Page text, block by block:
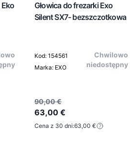
Głowica do frezarki Exo
Silent SX7- bezszczotkowa
Kod: 154561
Marka: EXO
Chwilowo
niedostępny
90,00 €
63,00 €
Cena z 30 dni:63,00 €